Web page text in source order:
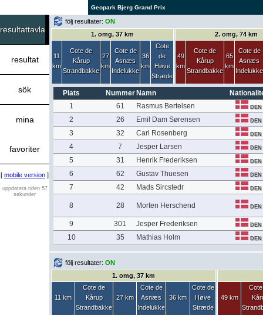
Geopark Bjerg Grand Prix
resultattavla
resultat
sök
mina
favoriter
[ mobile version ]
uppdatera tiden 57
sekunder
följ resultater: ON
1. omg, 37 km
11
km
Cote de
Kårup
Strandbakke
27
km
Cote de
Asnæs
Indelukke
36
km
Cote
de
Høve
Stræde
2. omg, 74 km
49
km
Cote de
Kårup
Strandbakke
65
km
Cote de
Asnæs
Indelukke
Plats Nummer Namn
1
61 Rasmus Bertelsen DEN
2 26 Emil Dam Sørensen DEN
3 32 Carl Rosenberg DEN
4 7 Jesper Larsen DEN
5 31 Henrik Frederiksen DEN
6 62 Gustav Thuesen DEN
7 42 Mads Sircstedr DEN
8 28 Morten Herschend DEN
9 301 Jesper Frederiksen DEN
10 35 Mathias Holm DEN
följ resultater: ON
1. omg, 37 km
11 km
Cote de
Kårup
Strandbakke
27 km
Cote de
Asnæs
Indelukke
36 km
Cote de
Høve
Stræde
49 km